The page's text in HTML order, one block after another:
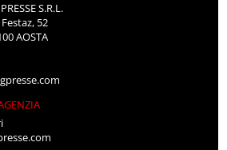
S.R.L.
52
AOSTA